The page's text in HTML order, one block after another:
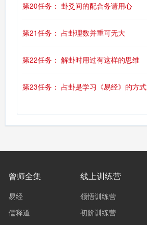
第20任务： 卦爻间的配合务请用心
第21任务： 占卦理数并重可无大
第22任务： 解卦时用过有这样的思维
第23任务： 占卦是学习《易经》的方式
曾师全集
易经
儒释道
线上训练营
领悟训练营
初阶训练营